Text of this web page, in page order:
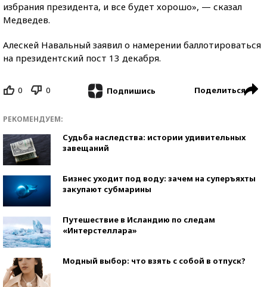
избрания президента, и все будет хорошо», — сказал
Медведев.
Алескей Навальный заявил о намерении баллотироваться
на президентский пост 13 декабря.
0 0 Подпишись Поделиться
РЕКОМЕНДУЕМ:
Судьба наследства: истории удивительных
завещаний
Бизнес уходит под воду: зачем на суперъяхты
закупают субмарины
Путешествие в Исландию по следам
«Интерстеллара»
Модный выбор: что взять с собой в отпуск?